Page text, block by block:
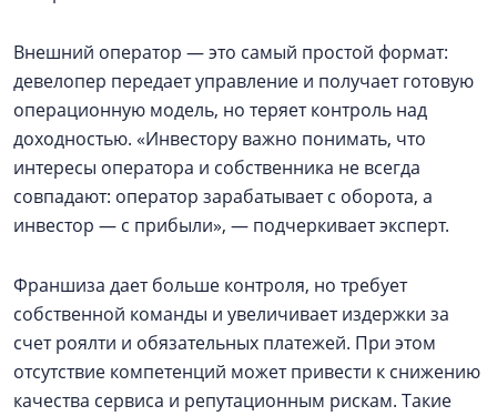
Внешний оператор — это самый простой формат:
девелопер передает управление и получает готовую
операционную модель, но теряет контроль над
доходностью. «Инвестору важно понимать, что
интересы оператора и собственника не всегда
совпадают: оператор зарабатывает с оборота, а
инвестор — с прибыли», — подчеркивает эксперт.
Франшиза дает больше контроля, но требует
собственной команды и увеличивает издержки за
счет роялти и обязательных платежей. При этом
отсутствие компетенций может привести к снижению
качества сервиса и репутационным рискам. Такие